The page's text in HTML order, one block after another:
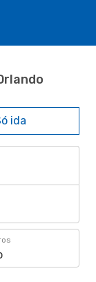
ida